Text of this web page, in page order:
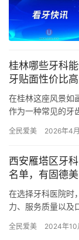
桂林哪些牙科
牙贴面性价比
在桂林这座风景如
作为一种常见的牙
的价格…
全民爱美 2026年4
西安雁塔区牙
名单，有固德
在选择牙科医院时
力、服务质量以及
键。本文…
全民爱美 2024年10